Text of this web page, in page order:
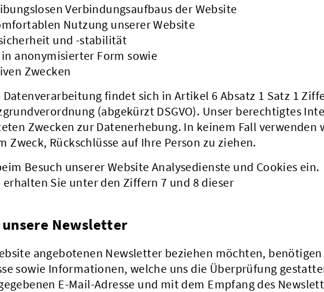
Verbindungsaufbaus der Website
Nutzung unserer Website
und -stabilität
anonymisierter Form sowie
Zwecken
findet sich in Artikel 6 Absatz 1 Satz 1
(abgekürzt DSGVO). Unser berechtigtes
Zwecken zur Datenerhebung. In keinem Fall verwenden
Zweck, Rückschlüsse auf Ihre Person zu ziehen.
Besuch unserer Website Analysedienste und Cookies ein.
Sie unter den Ziffern 7 und 8 dieser
Newsletter
angebotenen Newsletter beziehen möchten,
sowie Informationen, welche uns die Überprüfung
E-Mail-Adresse und mit dem Empfang des